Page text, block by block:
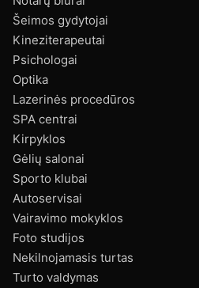
Šeimos gydytojai
Kineziterapeutai
Psichologai
Optika
Lazerinės procedūros
SPA centrai
Kirpyklos
Gėlių salonai
Sporto klubai
Autoservisai
Vairavimo mokyklos
Foto studijos
Nekilnojamasis turtas
Turto valdymas